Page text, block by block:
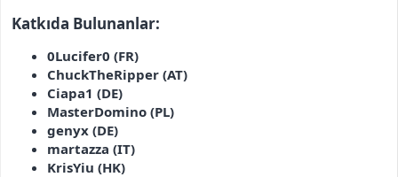
Katkıda Bulunanlar:​
0Lucifer0 (FR)
ChuckTheRipper (AT)
Ciapa1 (DE)
MasterDomino (PL)
genyx (DE)
martazza (IT)
KrisYiu (HK)